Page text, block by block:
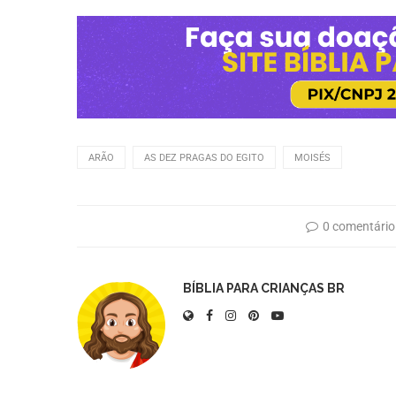
ARÃO AS DEZ PRAGAS DO EGITO MOISÉS
0 comentário
BÍBLIA PARA CRIANÇAS BR